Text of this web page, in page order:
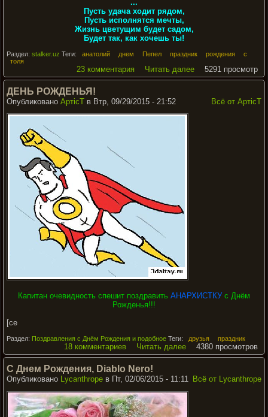
...
Пусть удача ходит рядом,
Пусть исполнятся мечты,
Жизнь цветущим будет садом,
Будет так, как хочешь ты!
Раздел: stalker.uz Теги: анатолий днем Пепел праздник рождения
с
толя
23 комментария Читать далее 5291 просмотр
ДЕНЬ РОЖДЕНЬЯ!
Всё от АртiсТ
Опубликовано АртiсТ в Втр, 09/29/2015 - 21:52
Капитан очевидность спешит поздравить АНАРХИСТКУс Днём
Рожденья!!!
[ce
Раздел: Поздравления с Днём Рождения и подобное Теги: друзья праздник
18 комментариев Читать далее 4380 просмотров
С Днем Рождения, Diablo Nero!
Всё от Lycanthrope
Опубликовано Lycanthrope в Пт, 02/06/2015 - 11:11